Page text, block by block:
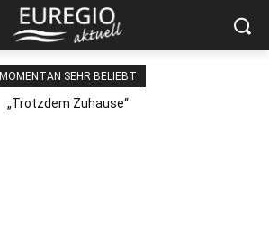
MOMENTAN SEHR BELIEBT
„Trotzdem Zuhause“